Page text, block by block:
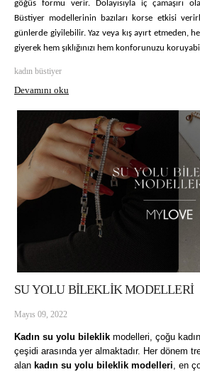
göğüs formu verir. Dolayısıyla iç çamaşırı
Büstiyer modellerinin bazıları korse etkisi
günlerde giyilebilir. Yaz veya kış ayırt etmeden,
giyerek hem şıklığınızı hem konforunuzu
kadın büstiyer
Devamını oku
SU YOLU BİLEKLİK MODELLERİ
Mayıs 09, 2022
Kadın su yolu bileklik modelleri, çoğu
çeşidi arasında yer almaktadır. Her dönem
alan kadın su yolu bileklik modelleri, en